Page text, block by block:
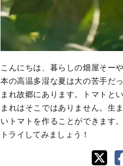
こんにちは、暮らしの畑屋そー
本の高温多湿な夏は大の苦手だ
まれ故郷にあります。トマトと
まれはそこではありません。生
いトマトを作ることができます
トライしてみましょう！